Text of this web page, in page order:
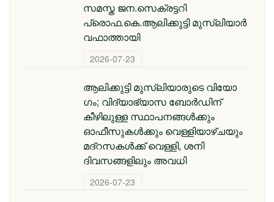
സമസ്ത ജന.സെക്രട്ടറി
പ്രൊഫ.കെ.ആലിക്കുട്ടി മുസ്‌ലിയാര്‍
വഫാത്തായി
2026-07-23
ആലിക്കുട്ടി മുസ്​ലിയാരുടെ വിയോ​
ഗം; വിദ്യാഭ്യാസ ബോര്‍ഡിന്
കീഴിലുള്ള സ്ഥാപനങ്ങള്‍ക്കും
ഓഫീസുകള്‍ക്കും വെള്ളിയാഴ്ചയും
മദ്റസകള്‍ക്ക് വെള്ളി, ശനി
ദിവസങ്ങളിലും അവധി
2026-07-23